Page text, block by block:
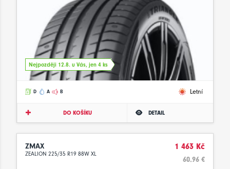
Nejpozději 12.8. u Vás, jen 4 ks
D A B Letní
DO KOŠÍKU DETAIL
ZMAX
ZEALION 225/35 R19 88W XL
1 463 Kč
60.96 €